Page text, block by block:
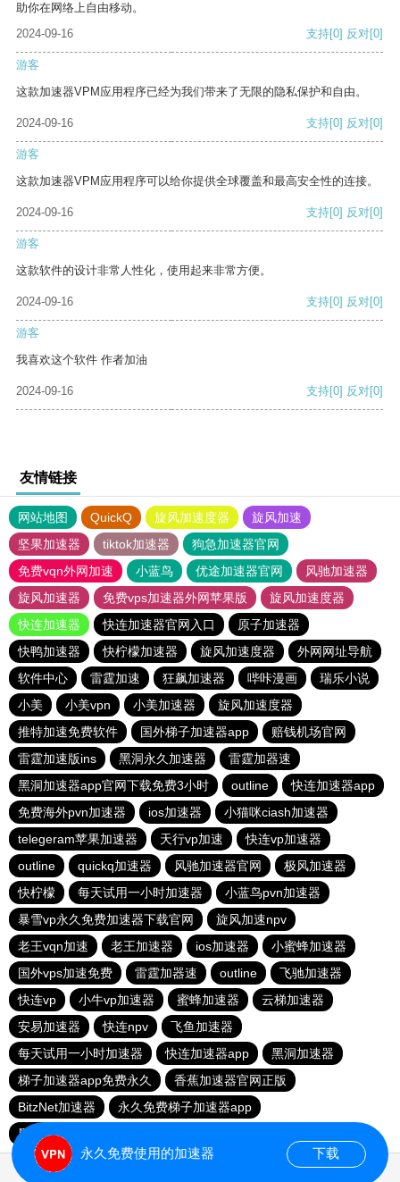
助你在网络上自由移动。
2024-09-16
支持[0] 反对[0]
游客
这款加速器VPM应用程序已经为我们带来了无限的隐私保护和自由。
2024-09-16 支持[0] 反对[0]
游客
这款加速器VPM应用程序可以给你提供全球覆盖和最高安全性的连接。
2024-09-16 支持[0] 反对[0]
游客
这款软件的设计非常人性化，使用起来非常方便。
2024-09-16 支持[0] 反对[0]
游客
我喜欢这个软件 作者加油
2024-09-16 支持[0] 反对[0]
友情链接
网站地图 QuickQ 旋风加速度器
旋风加速
坚果加速器
tiktok加速器
狗急加速器官网
免费vqn外网加速
小蓝鸟 优途加速器官网
风驰加速器
旋风加速器
免费vps加速器外网苹果版
旋风加速度器
快连加速器
快连加速器官网入口
原子加速器
快鸭加速器
快柠檬加速器 旋风加速度器
外网网址导航
软件中心
雷霆加速 狂飙加速器 哔咔漫画
瑞乐小说
小美
小美vpn 小美加速器
旋风加速度器
推特加速免费软件
国外梯子加速器app
赔钱机场官网
雷霆加速版ins
黑洞永久加速器
雷霆加器速
黑洞加速器app官网下载免费3小时
outline
快连加速器app
免费海外pvn加速器
ios加速器
小猫咪ciash加速器
telegeram苹果加速器
天行vp加速
快连vp加速器
outline
quickq加速器 风驰加速器官网
极风加速器
快柠檬
每天试用一小时加速器
小蓝鸟pvn加速器
暴雪vp永久免费加速器下载官网
旋风加速npv
老王vqn加速
老王加速器 ios加速器
小蜜蜂加速器
国外vps加速免费
雷霆加器速 outline
飞驰加速器
快连vp
小牛vp加速器 蜜蜂加速器
云梯加速器
安易加速器
快连npv
飞鱼加速器
每天试用一小时加速器
快连加速器app
黑洞加速器
梯子加速器app免费永久
香蕉加速器官网正版
BitzNet加速器
永久免费梯子加速器app
黑洞海外npv加速梯子
永久免费使用的加速器 下载